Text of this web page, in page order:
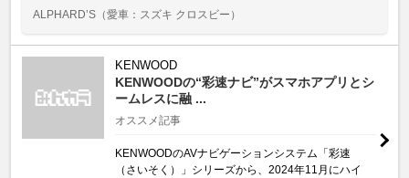
ALPHARD’S （愛車：スズキ クロスビー）
KENWOOD
KENWOODの“彩速ナビ”がスマホアプリとシ
ームレスに融 ...
オススメ記事
KENWOODのAVナビゲーションシステム「彩速
（さいそく）」シリーズから、2024年11月にハイ